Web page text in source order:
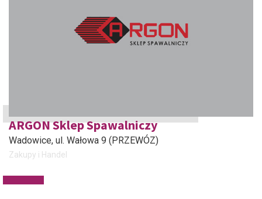
ARGON Sklep Spawalniczy
Wadowice, ul. Wałowa 9 (PRZEWÓZ)
Zakupy i Handel